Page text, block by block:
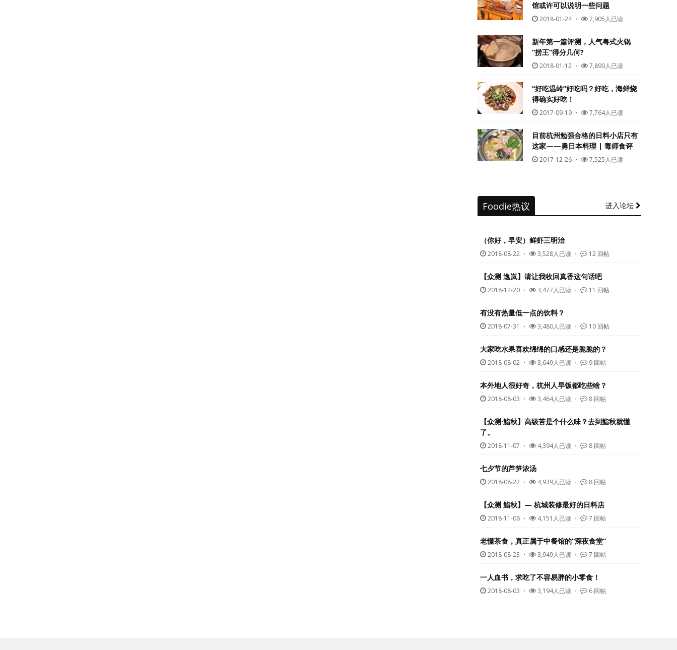
馆或许可以说明一些问题
2018-01-24・ 7,905人已读
新年第一篇评测，人气粤式火锅
“捞王”得分几何?
2018-01-12 ・ 7,890人已读
“好吃温岭”好吃吗？好吃，海鲜烧
得确实好吃！
2017-09-19 ・ 7,764人已读
目前杭州勉强合格的日料小店只有
这家——勇日本料理 | 毒师食评
2017-12-26 ・ 7,525人已读
Foodie热议 进入论坛
（你好，早安）鲜虾三明治
2018-08-22 ・ 3,528人已读 ・ 12 回帖
【众测 逸岚】请让我收回真香这句话吧
2018-12-20 ・ 3,477人已读 ・ 11 回帖
有没有热量低一点的饮料？
2018-07-31 ・ 3,480人已读 ・ 10 回帖
大家吃水果喜欢绵绵的口感还是脆脆的？
2018-08-02 ・ 3,649人已读 ・ 9 回帖
本外地人很好奇，杭州人早饭都吃些啥？
2018-08-03 ・ 3,464人已读 ・ 8 回帖
【众测·鮨秋】高级苦是个什么味？去到鮨秋就懂
了。
2018-11-07 ・ 4,394人已读 ・ 8 回帖
七夕节的芦笋浓汤
2018-08-22 ・ 4,939人已读 ・ 8 回帖
【众测 鮨秋】— 杭城装修最好的日料店
2018-11-06 ・ 4,151人已读 ・ 7 回帖
老懂茶食，真正属于中餐馆的“深夜食堂”
2018-08-23 ・ 3,949人已读 ・ 7 回帖
一人血书，求吃了不容易胖的小零食！
2018-08-03 ・ 3,194人已读 ・ 6 回帖